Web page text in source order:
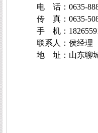
电 话：0635-
传 真：0635-
手 机：
联系人：侯经
地 址：山东聊